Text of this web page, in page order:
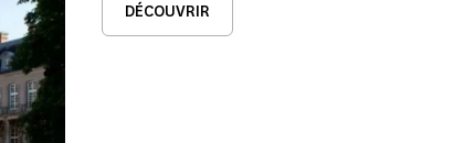
DÉCOUVRIR